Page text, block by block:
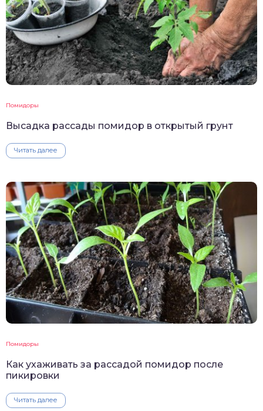
Помидоры
Высадка рассады помидор в открытый грунт
Читать далее
Помидоры
Как ухаживать за рассадой помидор после
пикировки
Читать далее